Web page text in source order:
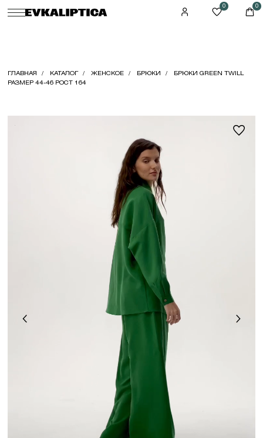
0 0
ГЛАВНАЯ КАТАЛОГ ЖЕНСКОЕ БРЮКИ
БРЮКИ GREEN TWILL
РАЗМЕР 44-46 РОСТ 164